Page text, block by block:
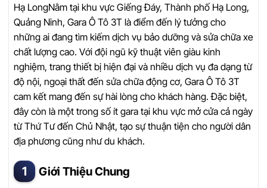
Hạ LongNằm tại khu vực Giếng Đáy, Thành phố Hạ Long,
Quảng Ninh, Gara Ô Tô 3T là điểm đến lý tưởng cho
những ai đang tìm kiếm dịch vụ bảo dưỡng và sửa chữa xe
chất lượng cao. Với đội ngũ kỹ thuật viên giàu kinh
nghiệm, trang thiết bị hiện đại và nhiều dịch vụ đa dạng từ
độ nội, ngoại thất đến sửa chữa động cơ, Gara Ô Tô 3T
cam kết mang đến sự hài lòng cho khách hàng. Đặc biệt,
đây còn là một trong số ít gara tại khu vực mở cửa cả ngày
từ Thứ Tư đến Chủ Nhật, tạo sự thuận tiện cho người dân
địa phương cũng như du khách.
Giới Thiệu Chung